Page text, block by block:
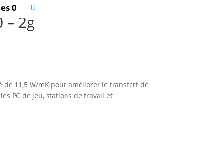
0
– 2g
de 11,5 W/mK pour améliorer le transfert de
PC de jeu, stations de travail et